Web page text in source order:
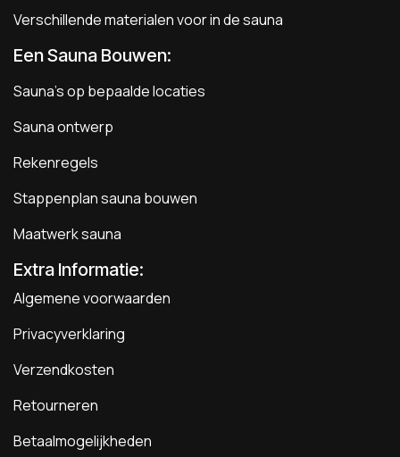
Verschillende materialen voor in de sauna
Een Sauna Bouwen:
Sauna's op bepaalde locaties
Sauna ontwerp
Rekenregels
Stappenplan sauna bouwen
Maatwerk sauna
Extra Informatie:
Algemene voorwaarden
Privacyverklaring
Verzendkosten
Retourneren
Betaalmogelijkheden